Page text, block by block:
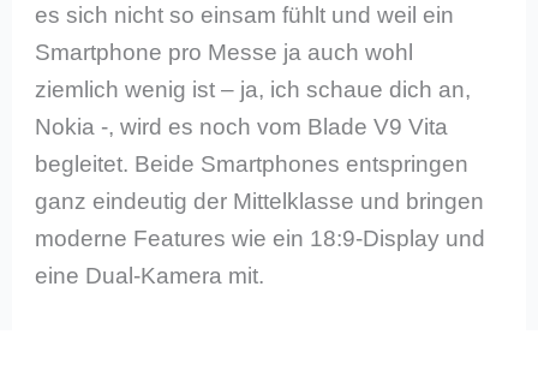
es sich nicht so einsam fühlt und weil ein
Smartphone pro Messe ja auch wohl
ziemlich wenig ist – ja, ich schaue dich an,
Nokia -, wird es noch vom Blade V9 Vita
begleitet. Beide Smartphones entspringen
ganz eindeutig der Mittelklasse und bringen
moderne Features wie ein 18:9-Display und
eine Dual-Kamera mit.